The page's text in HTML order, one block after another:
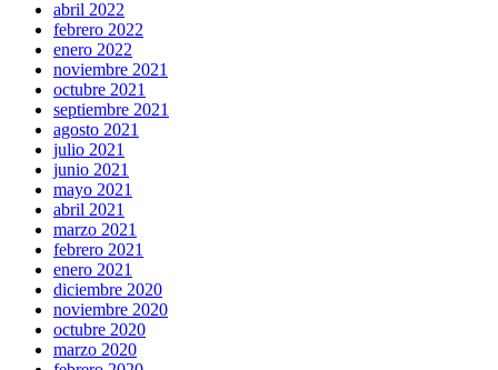
abril 2022
febrero 2022
enero 2022
noviembre 2021
octubre 2021
septiembre 2021
agosto 2021
julio 2021
junio 2021
mayo 2021
abril 2021
marzo 2021
febrero 2021
enero 2021
diciembre 2020
noviembre 2020
octubre 2020
marzo 2020